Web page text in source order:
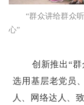
“群众讲给群众
心”
创新推出“
选用基层老党员
人、网络达人、